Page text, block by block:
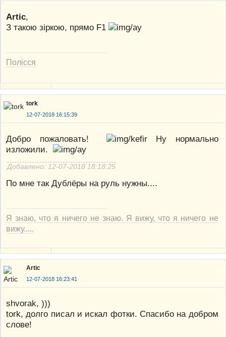
Artic,
З такою зіркою, прямо F1
Полісся
tork
12-07-2018 16:15:39
Добро пожаловать!
Ну нормально
изложили.
Добавлено: 12-07-2018 18:18:25
По мне так Дублёры на руль нужны....
Я знаю, что я ничего не знаю. Я вижу, что я ничего не
вижу.....
Artic
12-07-2018 16:23:41
shvorak, )))
tork, долго писал и искал фотки. Спасибо на добром
слове!